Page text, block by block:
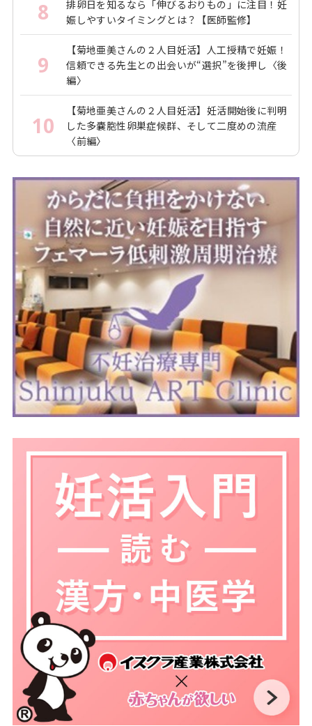
8
排卵日を知るなら「伸びるおりもの」に注目！妊
娠しやすいタイミングとは？【医師監修】
9
【菊地亜美さんの２人目妊活】人工授精で妊娠！
信頼できる先生との出会いが“選択”を後押し〈後
編〉
10
【菊地亜美さんの２人目妊活】妊活開始後に判明
した多嚢胞性卵巣症候群、そして二度めの流産
〈前編〉